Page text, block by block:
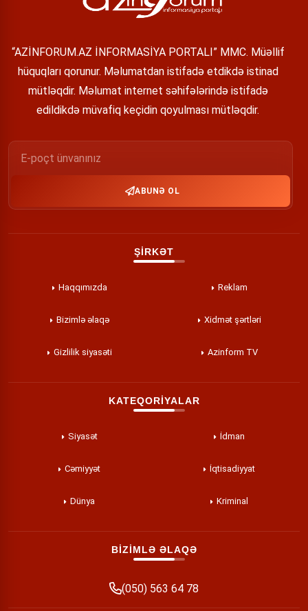
“AZİNFORUM.AZ İNFORMASİYA PORTALI” MMC. Müəllif
hüquqları qorunur. Məlumatdan istifadə etdikdə istinad
mütləqdir. Məlumat internet səhifələrində istifadə
edildikdə müvafiq keçidin qoyulması mütləqdir.
ABUNƏ OL
ŞİRKƏT
Haqqımızda Reklam
Bizimlə əlaqə Xidmət şərtləri
Gizlilik siyasəti Azinform TV
KATEQORİYALAR
Siyasət İdman
Cəmiyyət İqtisadiyyat
Dünya Kriminal
BİZİMLƏ ƏLAQƏ
(050) 563 64 78